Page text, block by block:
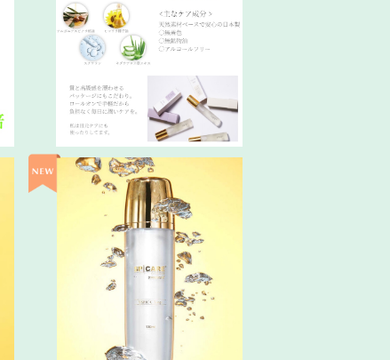
ネイルオイル／ＳＨＡＲＥＹＤＶＡ ナ
チュレバー
¥2,800
新VSPIC トナー
¥6,300